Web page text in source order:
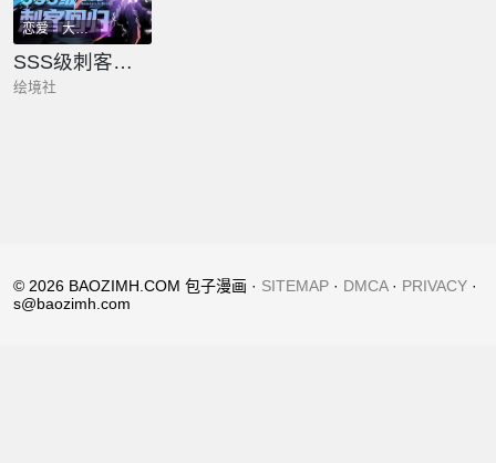
恋爱 大女主
SSS级刺客回归
绘境社
© 2026 BAOZIMH.COM 包子漫画 · SITEMAP · DMCA· PRIVACY ·
s@baozimh.com